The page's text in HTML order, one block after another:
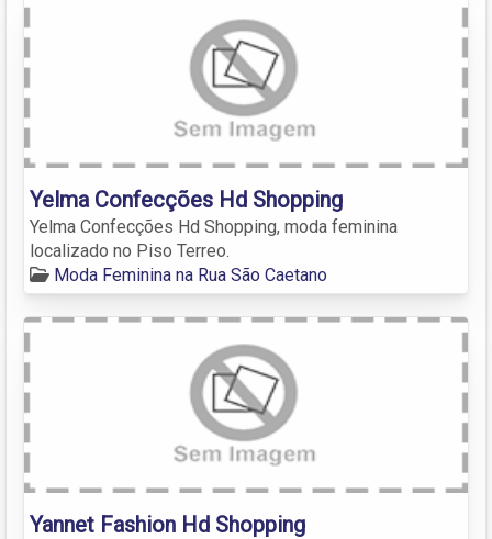
Yelma Confecções Hd Shopping
Yelma Confecções Hd Shopping, moda feminina
localizado no Piso Terreo.
Moda Feminina na Rua São Caetano
Yannet Fashion Hd Shopping